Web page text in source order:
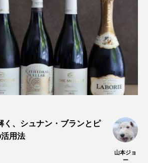
く、シュナン・ブランとピ
用法
山本ジョ
ー